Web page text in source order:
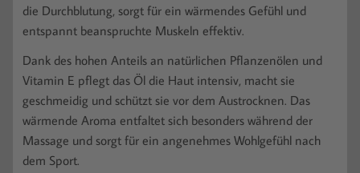
die Durchblutung, sorgt für ein wärmendes Gefühl und
entspannt beanspruchte Muskeln effektiv.
Dank des hohen Anteils an natürlichen Pflanzenölen und
Vitamin E pflegt das Öl die Haut intensiv, macht sie
geschmeidig und schützt sie vor dem Austrocknen. Das
wärmende Aroma entfaltet sich besonders während der
Massage und sorgt für ein angenehmes Wohlgefühl nach
dem Sport.